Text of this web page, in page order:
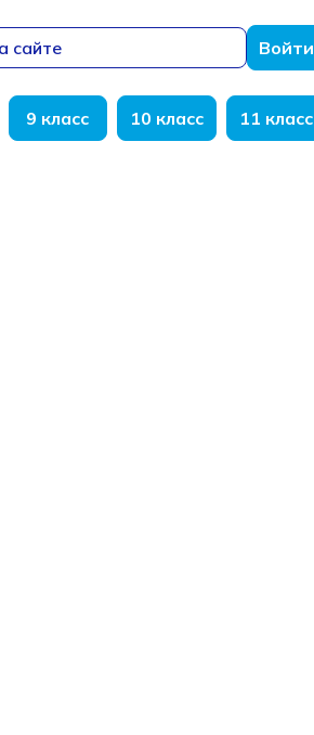
сайте Войти
9 класс 10 класс 11 класс